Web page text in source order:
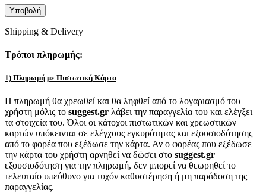
Shipping & Delivery
Τρόποι πληρωμής:
1) Πληρωμή με Πιστωτική Κάρτα
Η πληρωμή θα χρεωθεί και θα ληφθεί από το λογαριασμό του
χρήστη μόλις το suggest.gr λάβει την παραγγελία του και ελέγξει
τα στοιχεία του. Όλοι οι κάτοχοι πιστωτικών και χρεωστικών
καρτών υπόκεινται σε ελέγχους εγκυρότητας και εξουσιοδότησης
από το φορέα που εξέδωσε την κάρτα. Αν ο φορέας που εξέδωσε
την κάρτα του χρήστη αρνηθεί να δώσει στο suggest.gr
εξουσιοδότηση για την πληρωμή, δεν μπορεί να θεωρηθεί το
τελευταίο υπεύθυνο για τυχόν καθυστέρηση ή μη παράδοση της
παραγγελίας.